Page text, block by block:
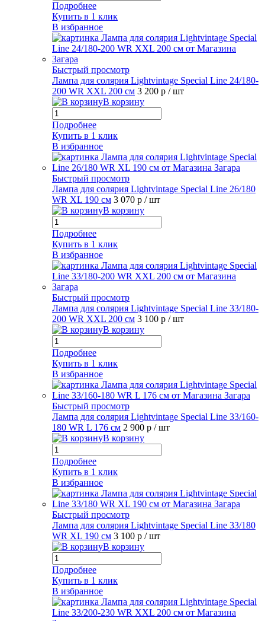
Подробнее
Купить в 1 клик
В избранное
Быстрый просмотр
Лампа для солярия Lightvintage Special Line 24/180-
200 WR XXL 200 см 3 200 р / шт
В корзину
Подробнее
Купить в 1 клик
В избранное
Быстрый просмотр
Лампа для солярия Lightvintage Special Line 26/180
WR XL 190 см 3 070 р / шт
В корзину
Подробнее
Купить в 1 клик
В избранное
Быстрый просмотр
Лампа для солярия Lightvintage Special Line 33/180-
200 WR XXL 200 см 3 100 р / шт
В корзину
Подробнее
Купить в 1 клик
В избранное
Быстрый просмотр
Лампа для солярия Lightvintage Special Line 33/160-
180 WR L 176 см 2 900 р / шт
В корзину
Подробнее
Купить в 1 клик
В избранное
Быстрый просмотр
Лампа для солярия Lightvintage Special Line 33/180
WR XL 190 см 3 100 р / шт
В корзину
Подробнее
Купить в 1 клик
В избранное